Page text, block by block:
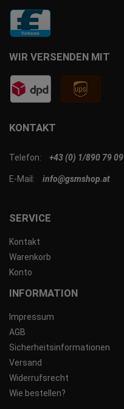
SERVICE
Kontakt
Warenkorb
Konto
INFORMATION
Impressum
AGB
Sicherheitsinformationen
Versand
Widerrufsrecht
Wie bestellen?
KONTAKT
Telefon: +43 (0) 1/890 79 09
E-Mail: info@gsmshop.at
WIR VERSENDEN MIT